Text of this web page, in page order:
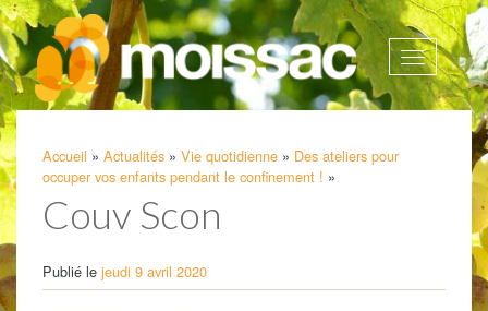
Afficher
la
Accueil » Actualités » Vie quotidienne » Des ateliers pour
occuper vos enfants pendant le confinement ! »
Couv Scon
Publié le jeudi 9 avril 2020